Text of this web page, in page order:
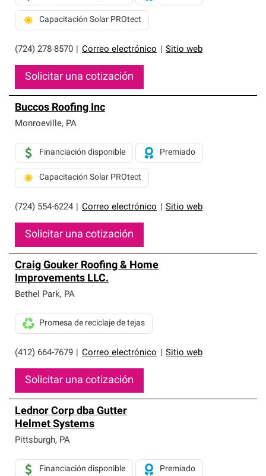
(724) 278-8570 Correo electrónico Sitio web
Capacitación Solar PROtect
Solicitar una cotización
Buccos Roofing Inc
Monroeville, PA
(724) 554-6224 Correo electrónico Sitio web
Financiación disponible Premiado
Capacitación Solar PROtect
Solicitar una cotización
Craig Gouker Roofing & Home
Improvements LLC.
Bethel Park, PA
(412) 664-7679 Correo electrónico Sitio web
Promesa de reciclaje de tejas
Solicitar una cotización
Lednor Corp dba Gutter
Helmet Systems
Pittsburgh, PA
Financiación disponible Premiado